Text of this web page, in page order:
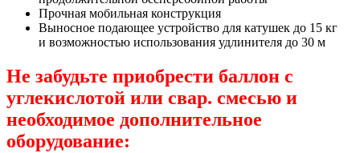
Прочная мобильная конструкция
Выносное подающее устройство для катушек до 15 кг
и возможностью использования удлинителя до 30 м
Не забудьте приобрести баллон с
углекислотой или свар. смесью и
необходимое дополнительное
оборудование: